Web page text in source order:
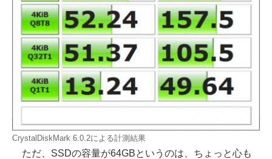
CrystalDiskMark 6.0.2による計測結果
ただ、SSDの容量が64GBというのは、ちょっと心も